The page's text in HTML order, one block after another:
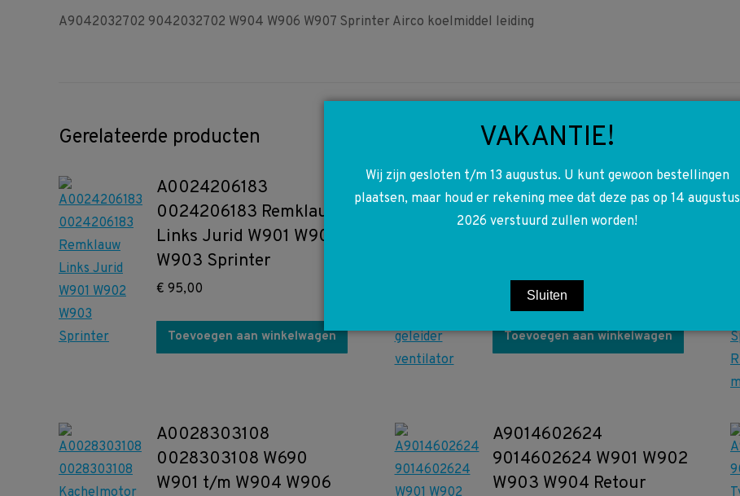
A9042032702 9042032702 W904 W906 W907 Sprinter Airco koelmiddel leiding
Gerelateerde producten
A0024206183
0024206183 Remklauw
Links Jurid W901 W902
W903 Sprinter
€ 95,00
Toevoegen aan winkelwagen
A9015000131
9015000131 W901 W902
10,00
Toevoegen aan winkelwagen
A0028303108
0028303108 W690
W901 t/m W904 W906
A9014602624
9014602624 W901 W902
W903 W904 Retour
VAKANTIE!
Wij zijn gesloten t/m 13 augustus. U kunt gewoon bestellingen
plaatsen, maar houd er rekening mee dat deze pas op 14 augustus
2026 verstuurd zullen worden!
Sluiten